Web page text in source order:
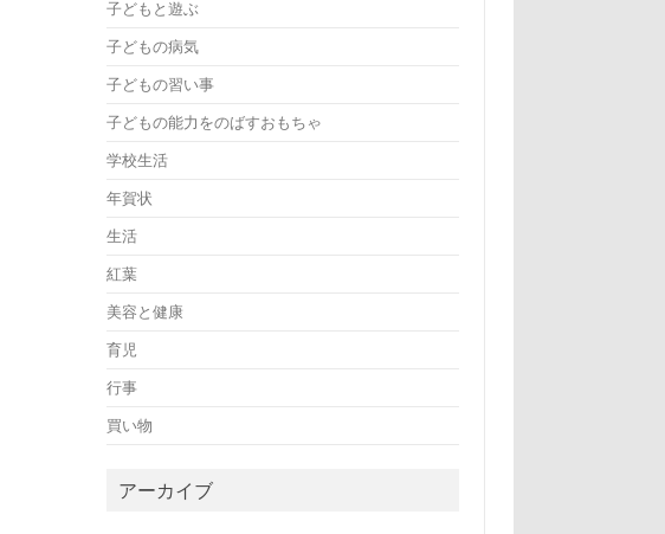
子どもと遊ぶ
子どもの病気
子どもの習い事
子どもの能力をのばすおもちゃ
学校生活
年賀状
生活
紅葉
美容と健康
育児
行事
買い物
アーカイブ